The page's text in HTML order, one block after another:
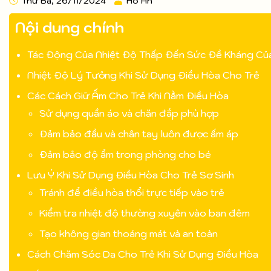
Nội dung chính
Tác Động Của Nhiệt Độ Thấp Đến Sức Đề Kháng
Nhiệt Độ Lý Tưởng Khi Sử Dụng Điều Hòa Cho Trẻ
Các Cách Giữ Ấm Cho Trẻ Khi Nằm Điều Hòa
Sử dụng quần áo và chăn đắp phù hợp
Đảm bảo đầu và chân tay luôn được ấm áp
Đảm bảo độ ẩm trong phòng cho bé
Lưu Ý Khi Sử Dụng Điều Hòa Cho Trẻ Sơ Sinh
Tránh để điều hòa thổi trực tiếp vào trẻ
Kiểm tra nhiệt độ thường xuyên vào ban đêm
Tạo không gian thoáng mát và an toàn
Cách Chăm Sóc Da Cho Trẻ Khi Sử Dụng Điều Hòa